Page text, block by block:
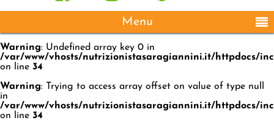
Menu
Warning: Undefined array key 0 in
/var/www/vhosts/nutrizionistasaragiannini.it/httpdocs/
on line 34
Warning: Trying to access array offset on value of type null
in
/var/www/vhosts/nutrizionistasaragiannini.it/httpdocs/
on line 34